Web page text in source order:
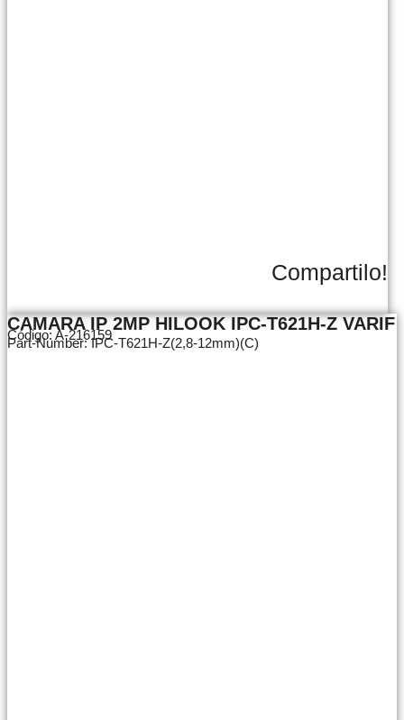
Compartilo!
CAMARA IP 2MP HILOOK IPC-T621H-Z VARIF
Código: A-216159
Part-Number: IPC-T621H-Z(2,8-12mm)(C)